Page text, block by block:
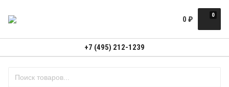
0
0 ₽
+7 (495) 212-1239